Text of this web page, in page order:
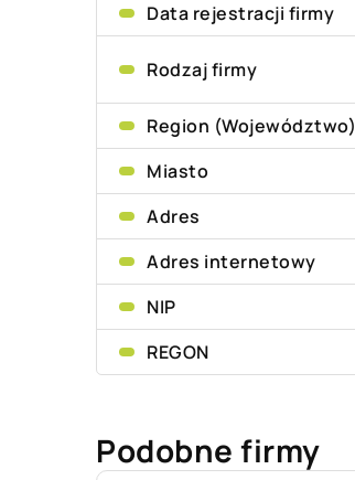
Data rejestracji firmy
Rodzaj firmy
Region (Województwo)
Miasto
Adres
Adres internetowy
NIP
REGON
Podobne firmy